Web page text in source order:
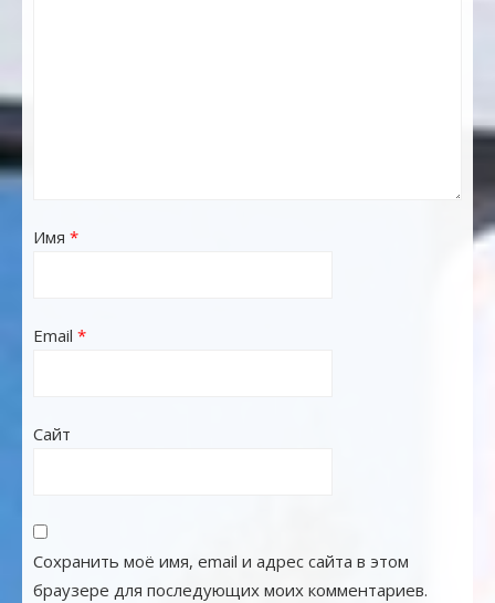
Имя *
Email *
Сайт
Сохранить моё имя, email и адрес сайта в этом
браузере для последующих моих комментариев.